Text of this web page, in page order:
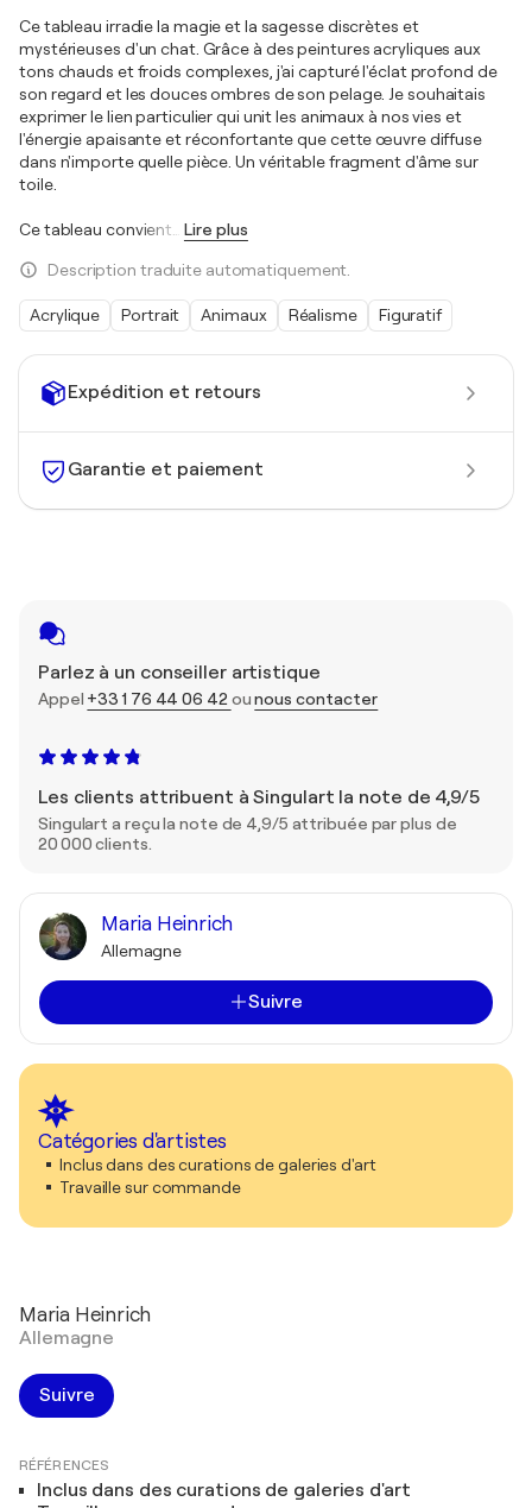
Expédition et retours
Garantie et paiement
Parlez à un conseiller artistique
Appel +33 1 76 44 06 42 ounous contacter
Les clients attribuent à Singulart la note de 4,9/5
Singulart a reçu la note de 4,9/5 attribuée par plus de
20 000 clients.
Maria Heinrich
Allemagne
Suivre
Catégories d'artistes
Inclus dans des curations de galeries d'art
Travaille sur commande
Ce tableau irradie la magie et la sagesse discrètes et
mystérieuses d'un chat. Grâce à des peintures acryliques aux
tons chauds et froids complexes, j'ai capturé l'éclat profond de
son regard et les douces ombres de son pelage. Je souhaitais
exprimer le lien particulier qui unit les animaux à nos vies et
l'énergie apaisante et réconfortante que cette œuvre diffuse
dans n'importe quelle pièce. Un véritable fragment d'âme sur
toile.
Ce tableau convient Lire plus
Description traduite automatiquement.
Acrylique Portrait Animaux Réalisme Figuratif
Maria Heinrich
Allemagne
Suivre
RÉFÉRENCES
Inclus dans des curations de galeries d'art